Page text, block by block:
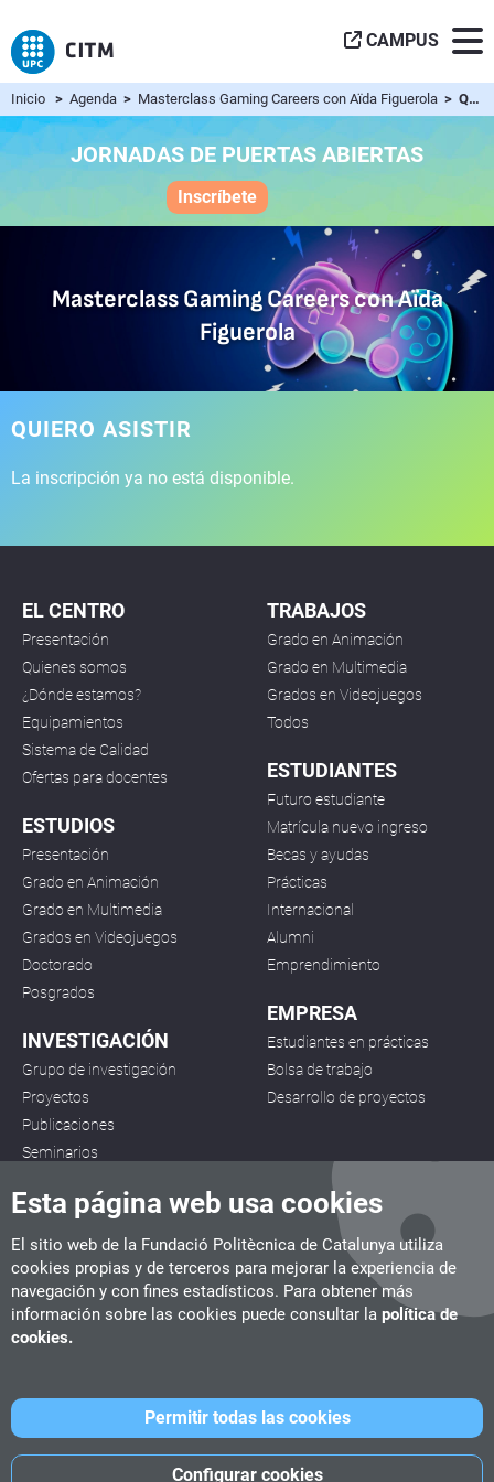
Esta página web usa cookies
El sitio web de la Fundació Politècnica de Catalunya utiliza
cookies propias y de terceros para mejorar la experiencia de
navegación y con fines estadísticos. Para obtener más
información sobre las cookies puede consultar la política de
cookies.
Configurar cookies
Permitir todas las cookies
CAMPUS
Inicio > Agenda > Masterclass Gaming Careers con Aïda Figuerola > Quiero asistir
JORNADAS DE PUERTAS ABIERTAS
Inscríbete
Masterclass Gaming Careers con Aïda
Figuerola
QUIERO ASISTIR
La inscripción ya no está disponible.
EL CENTRO
Presentación
Quienes somos
¿Dónde estamos?
Equipamientos
Sistema de Calidad
Ofertas para docentes
ESTUDIOS
Presentación
Grado en Animación
Grado en Multimedia
Grados en Videojuegos
Doctorado
Posgrados
INVESTIGACIÓN
Grupo de investigación
Proyectos
Publicaciones
Seminarios
TRABAJOS
Grado en Animación
Grado en Multimedia
Grados en Videojuegos
Todos
ESTUDIANTES
Futuro estudiante
Matrícula nuevo ingreso
Becas y ayudas
Prácticas
Internacional
Alumni
Emprendimiento
EMPRESA
Estudiantes en prácticas
Bolsa de trabajo
Desarrollo de proyectos
CITM
C/ de la Igualtat, 33, 08222 Terrassa
UPC School